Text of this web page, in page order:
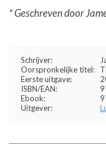
* Geschreven door
Schrijver:
Oorspronkelijke titel:
Eerste uitgave:
ISBN/EAN:
Ebook:
Uitgever: